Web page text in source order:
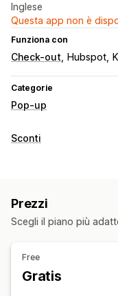
Inglese
Questa app non è
Funziona con
Check-out Hubspot
Categorie
Pop-up
Tipi di pop-up
Pop-up personalizzati
Strumento Editor
Font personalizzati
Sconti
Sconti in blocco
Offerte a tempo
Prezzi
Scegli il piano più
Free
Gratis